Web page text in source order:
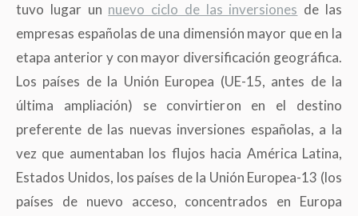
tuvo lugar un nuevo ciclo de las inversiones de las
empresas españolas de una dimensión mayor que en la
etapa anterior y con mayor diversificación geográfica.
Los países de la Unión Europea (UE-15, antes de la
última ampliación) se convirtieron en el destino
preferente de las nuevas inversiones españolas, a la
vez que aumentaban los flujos hacia América Latina,
Estados Unidos, los países de la Unión Europea-13 (los
países de nuevo acceso, concentrados en Europa